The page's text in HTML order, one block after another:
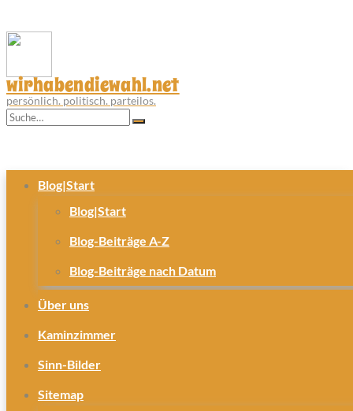
wirhabendiewahl.net
persönlich. politisch. parteilos.
Blog|Start
Blog|Start
Blog-Beiträge A-Z
Blog-Beiträge nach Datum
Über uns
Kaminzimmer
Sinn-Bilder
Sitemap